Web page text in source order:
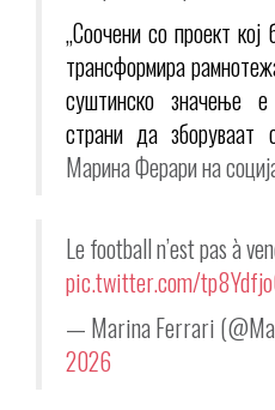
„Соочени со проект
трансформира
суштинско значење е
страни да зборуваат
Марина Ферари на
Le football n’est pas à
pic.twitter.com/
— Marina Ferrari
2026